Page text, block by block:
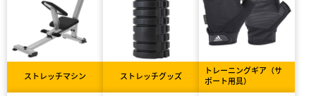
ストレッチマシン ストレッチグッズ
トレーニングギア（サ
ポート用具）